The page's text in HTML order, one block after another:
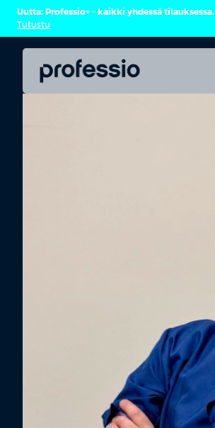
Uutta: Professio+ – kaikki yhdessä tilauksessa.
Tutustu